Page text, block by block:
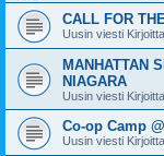
CALL FOR
Uusin viesti
MANHATTAN
NIAGARA
Uusin viesti
Co-op Camp
Uusin viesti